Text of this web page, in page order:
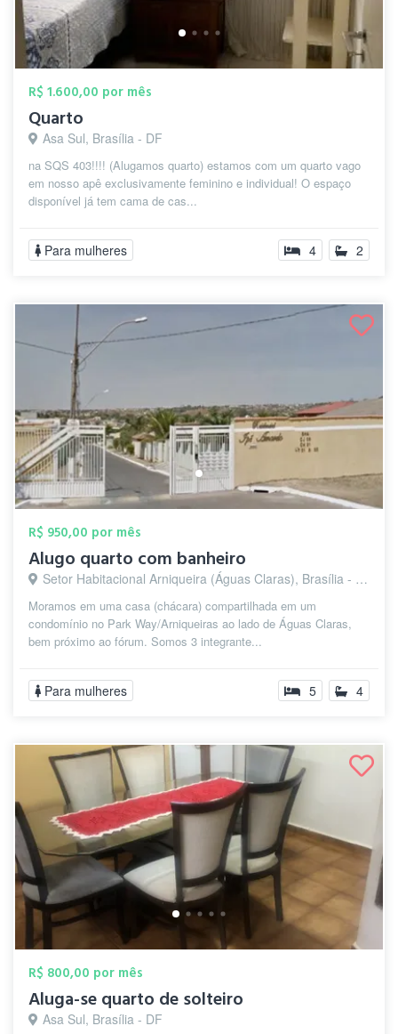
R$ 1.600,00 por mês
Quarto
Asa Sul, Brasília - DF
na SQS 403!!!! (Alugamos quarto) estamos com um quarto vago
em nosso apê exclusivamente feminino e individual! O espaço
disponível já tem cama de cas...
Para mulheres 4 2
R$ 950,00 por mês
Alugo quarto com banheiro
Setor Habitacional Arniqueira (Águas Claras), Brasília - DF
Moramos em uma casa (chácara) compartilhada em um
condomínio no Park Way/Arniqueiras ao lado de Águas Claras,
bem próximo ao fórum. Somos 3 integrante...
Para mulheres 5 4
R$ 800,00 por mês
Aluga-se quarto de solteiro
Asa Sul, Brasília - DF